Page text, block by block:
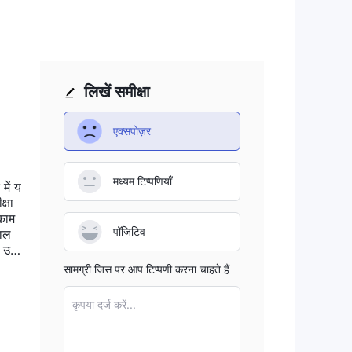
में य
उन
लिखें समीक्षा
एक्सपोज़र
मध्यम टिप्पणियाँ
पॉजिटिव
सामग्री जिस पर आप टिप्पणी करना चाहते हैं
कृपया दर्ज करें...